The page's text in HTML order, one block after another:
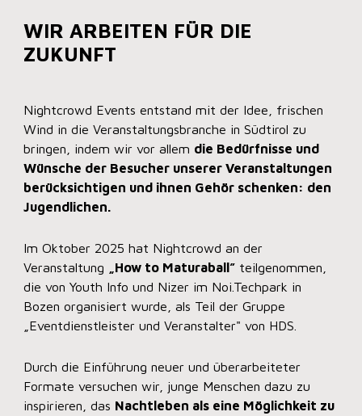
WIR ARBEITEN FÜR DIE
ZUKUNFT
Nightcrowd Events entstand mit der Idee, frischen
Wind in die Veranstaltungsbranche in Südtirol zu
bringen, indem wir vor allem die Bedürfnisse und
Wünsche der Besucher unserer Veranstaltungen
berücksichtigen und ihnen Gehör schenken: den
Jugendlichen.
Im Oktober 2025 hat Nightcrowd an der
Veranstaltung
„How to Maturaball”teilgenommen,
die von Youth Info und Nizer im Noi.Techpark in
Bozen organisiert wurde, als Teil der Gruppe
„Eventdienstleister und Veranstalter" von HDS.
Durch die Einführung neuer und überarbeiteter
Formate versuchen wir, junge Menschen dazu zu
inspirieren, das Nachtleben als eine Möglichkeit zu